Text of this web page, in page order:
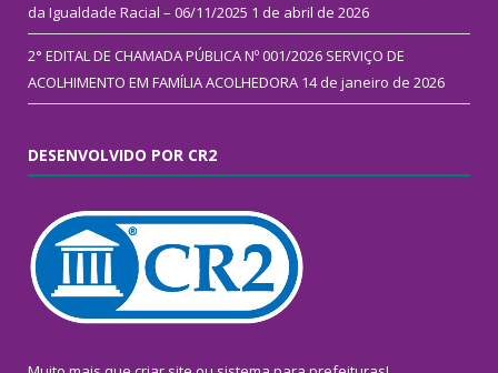
da Igualdade Racial – 06/11/2025 1 de abril de 2026
2° EDITAL DE CHAMADA PÚBLICA Nº 001/2026 SERVIÇO DE
ACOLHIMENTO EM FAMÍLIA ACOLHEDORA 14 de janeiro de 2026
DESENVOLVIDO POR CR2